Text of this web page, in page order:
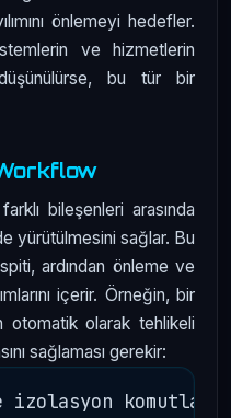
önlemeyi hedefler.
ve hizmetlerin
bu tür bir
bileşenleri arasında
yürütülmesini sağlar. Bu
ardından önleme ve
içerir. Örneğin, bir
otomatik olarak tehlikeli
sağlaması gerekir:
komutları